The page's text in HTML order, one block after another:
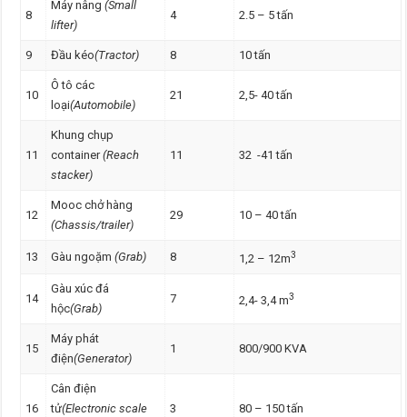
8
Máy nâng(Small
lifter)
4 2.5 – 5 tấn
9 Đầu kéo(Tractor) 8 10 tấn
10
Ô tô các
loại(Automobile)
21 2,5- 40 tấn
11
Khung chụp
container(Reach
stacker)
11 32 -41 tấn
12
Mooc chở hàng
(Chassis/trailer)
29 10 – 40 tấn
13 Gàu ngoặm(Grab) 8 1,2 – 12m3
14
Gàu xúc đá
hộc(Grab)
7 2,4- 3,4 m3
15
Máy phát
điện(Generator)
1 800/900 KVA
16
Cân điện
tử(Electronic scale
3 80 – 150 tấn